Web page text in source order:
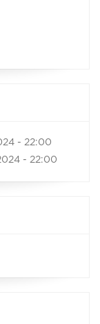
- 22:00
- 22:00